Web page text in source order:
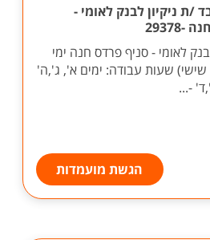
/ת ניקיון לבנק לאומי -
לאומי - סניף פרדס חנה ימי
שעות עבודה: ימים א', ג',ה'
הגשת מועמדות